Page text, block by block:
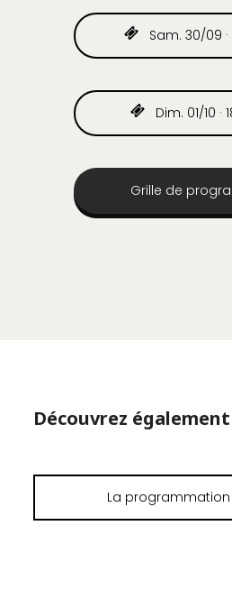
Sam. 30/09 ·
Dim. 01/10 ·
Grille de
Découvrez également
La